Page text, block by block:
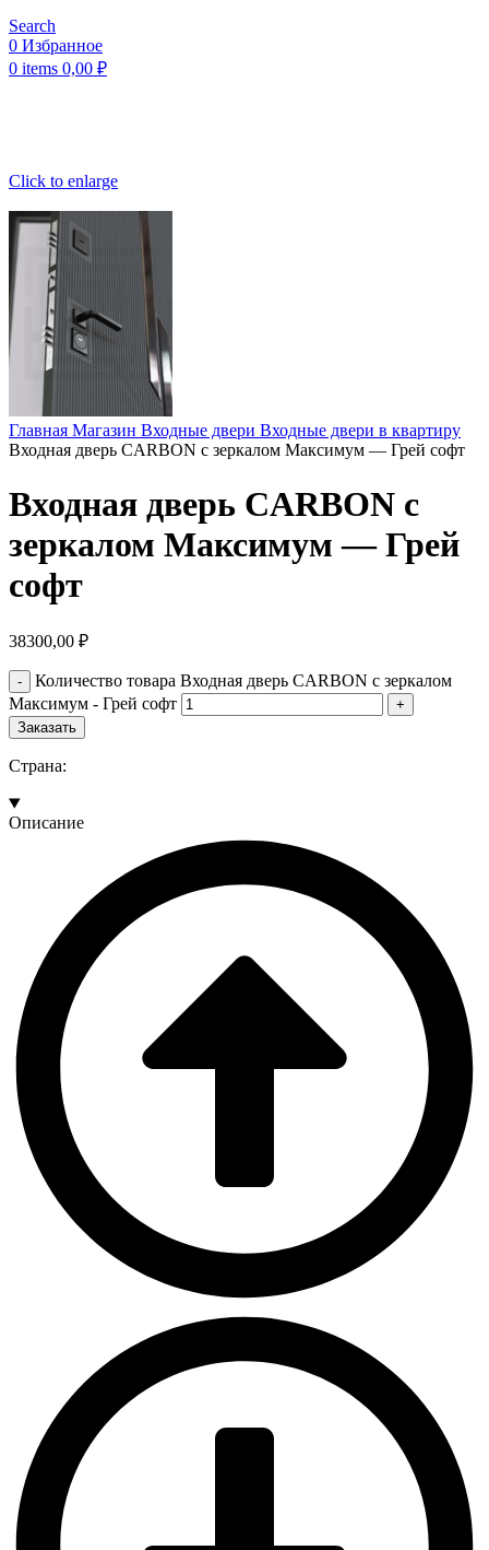
Search
0 Избранное
0 items 0,00 ₽
Click to enlarge
Главная Магазин Входные двери Входные двери в квартиру
Входная дверь CARBON с зеркалом Максимум — Грей софт
Входная дверь CARBON с
зеркалом Максимум — Грей
софт
38300,00 ₽
Количество товара Входная дверь CARBON с зеркалом
Максимум - Грей софт
Заказать
Страна:
Описание